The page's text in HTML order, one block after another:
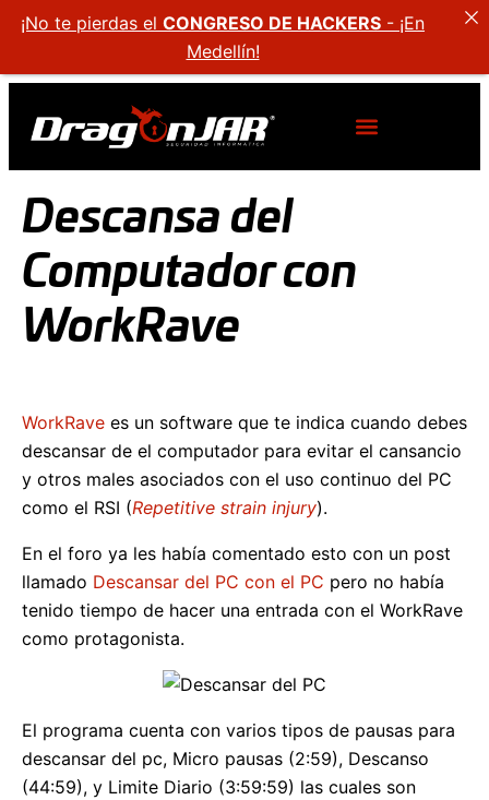
Descansa del
Computador con
WorkRave
WorkRave es un software que te indica cuando debes
descansar de el computador para evitar el cansancio
y otros males asociados con el uso continuo del PC
como el RSI (Repetitive strain injury).
En el foro ya les había comentado esto con un post
llamado Descansar del PC con el PC pero no había
tenido tiempo de hacer una entrada con el WorkRave
como protagonista.
El programa cuenta con varios tipos de pausas para
descansar del pc, Micro pausas (2:59), Descanso
(44:59), y Limite Diario (3:59:59) las cuales son
¡No te pierdas el CONGRESO DE HACKERS - ¡En
Medellín!